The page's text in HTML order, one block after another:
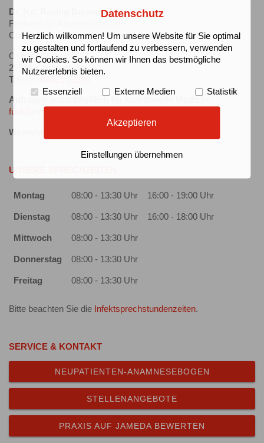
Dr. h.c. Reving Barwary
Facharzt für Allgemeinmedizin
Coach für funktionelle und Stressmedizin
Ostpreußenweg 1
25569 Kremperheide
Telefon:
Anfragen ausschließlich für funktionelle Medizin:
funktionellemedizin@proton.me
Weiterbildungsbefugnis für 36 Monate vorhanden
UNSERE SPRECHZEITEN
Montag 08:00 - 13:30 Uhr 16:00 - 19:00 Uhr
Dienstag 08:00 - 13:30 Uhr 16:00 - 18:00 Uhr
Mittwoch 08:00 - 13:30 Uhr
Donnerstag 08:00 - 13:30 Uhr
Freitag 08:00 - 13:30 Uhr
Bitte beachten Sie die Infektsprechstundenzeiten.
SERVICE & KONTAKT
NEUPATIENTEN-ANAMNESEBOGEN
STELLENANGEBOTE
PRAXIS AUF JAMEDA BEWERTEN
Datenschutz
Herzlich willkommen! Um unsere Website für Sie optimal
zu gestalten und fortlaufend zu verbessern, verwenden
wir Cookies. So können wir Ihnen das bestmögliche
Nutzererlebnis bieten.
Essenziell Externe Medien Statistik
Akzeptieren
Einstellungen übernehmen